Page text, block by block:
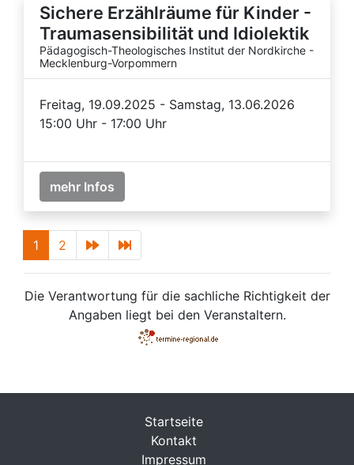
Sichere Erzählräume für Kinder -
Traumasensibilität und Idiolektik
Pädagogisch-Theologisches Institut der Nordkirche -
Mecklenburg-Vorpommern
Freitag, 19.09.2025 - Samstag, 13.06.2026
15:00 Uhr - 17:00 Uhr
mehr Infos
1 2
Die Verantwortung für die sachliche Richtigkeit der
Angaben liegt bei den Veranstaltern.
Startseite
Kontakt
Impressum